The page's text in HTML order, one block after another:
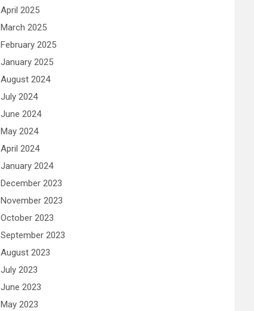
April 2025
March 2025
February 2025
January 2025
August 2024
July 2024
June 2024
May 2024
April 2024
January 2024
December 2023
November 2023
October 2023
September 2023
August 2023
July 2023
June 2023
May 2023